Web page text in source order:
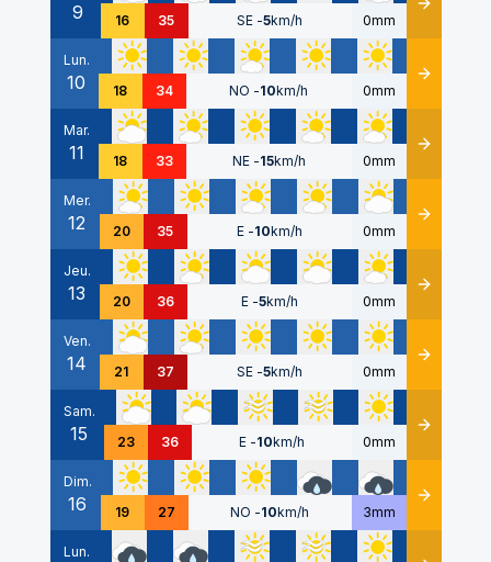
9 16 35 SE -5km/h 0mm Détails
Lun.
10 18 34 NO -10km/h 0mm Détails
Mar.
11 18 33 NE -15km/h 0mm Détails
Mer.
12 20 35 E -10km/h 0mm Détails
Jeu.
13 20 36 E -5km/h 0mm Détails
Ven.
14 21 37 SE -5km/h 0mm Détails
Sam.
15 23 36 E -10km/h 0mm Détails
Dim.
16 19 27 NO -10km/h 3mm Détails
Lun.